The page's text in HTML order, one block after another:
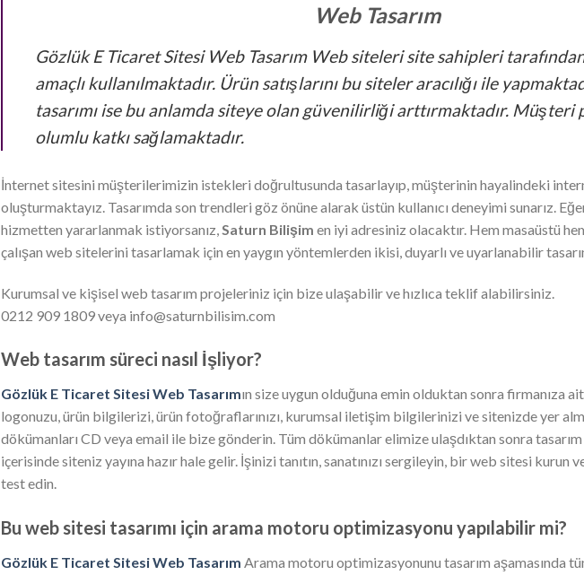
Web Tasarım
Gözlük E Ticaret Sitesi Web Tasarım Web siteleri site sahipleri
amaçlı kullanılmaktadır. Ürün satışlarını bu siteler aracılığı ile
tasarımı ise bu anlamda siteye olan güvenilirliği arttırmaktadır.
olumlu katkı sağlamaktadır.
İnternet sitesini müşterilerimizin istekleri doğrultusunda tasarlayıp, müşterinin hayalindeki
oluşturmaktayız. Tasarımda son trendleri göz önüne alarak üstün kullanıcı deneyimi sunarız.
hizmetten yararlanmak istiyorsanız,Saturn Bilişim en iyi adresiniz olacaktır. Hem masaüstü
çalışan web sitelerini tasarlamak için en yaygın yöntemlerden ikisi, duyarlı ve uyarlanabilir
Kurumsal ve kişisel web tasarım projeleriniz için bize ulaşabilir ve hızlıca teklif alabilirsiniz.
0212 909 1809 veya info@saturnbilisim.com
Web tasarım süreci nasıl İşliyor?
Gözlük E Ticaret Sitesi Web Tasarımın size uygun olduğuna emin olduktan sonra firmanıza
logonuzu, ürün bilgilerizi, ürün fotoğraflarınızı, kurumsal iletişim bilgilerinizi ve sitenizde yer
dökümanları CD veya email ile bize gönderin. Tüm dökümanlar elimize ulaşdıktan sonra
içerisinde siteniz yayına hazır hale gelir. İşinizi tanıtın, sanatınızı sergileyin, bir web sitesi kurun
test edin.
Bu web sitesi tasarımı için arama motoru optimizasyonu yapılabilir mi?
Gözlük E Ticaret Sitesi Web Tasarım Arama motoru optimizasyonunu tasarım aşamasında